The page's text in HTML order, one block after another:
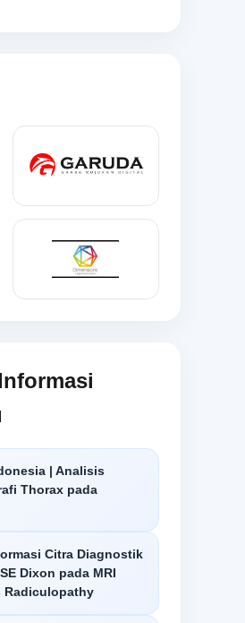
| Analisis
Thorax pada
Citra Diagnostik
Dixon pada MRI
Radiculopathy